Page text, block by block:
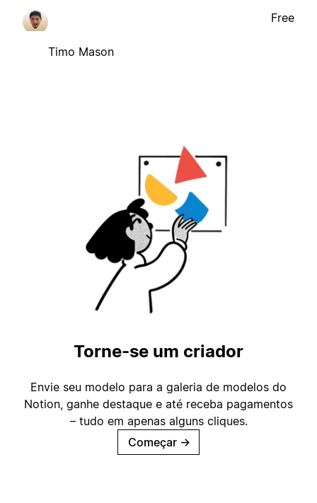
Timo Mason
Free
Torne-se um criador
Envie seu modelo para a galeria de modelos do
Notion, ganhe destaque e até receba pagamentos
– tudo em apenas alguns cliques.
Começar →